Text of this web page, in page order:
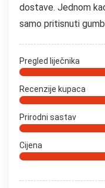
dostave. Jednom
samo pritisnuti
Pregled liječnika
Recenzije kupaca
Prirodni sastav
Cijena